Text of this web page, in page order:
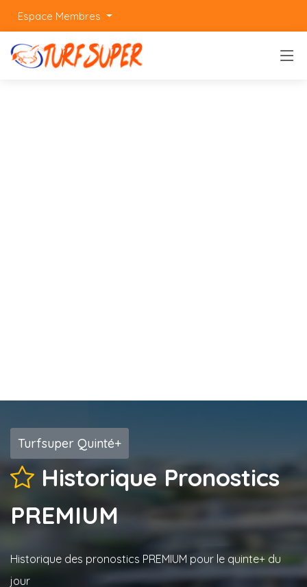
Espace Membres
Turfsuper Quinté+
Historique Pronostics
PREMIUM
Historique des pronostics PREMIUM pour le quinte+ du
jour